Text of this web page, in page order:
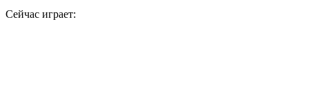
Сейчас играет: